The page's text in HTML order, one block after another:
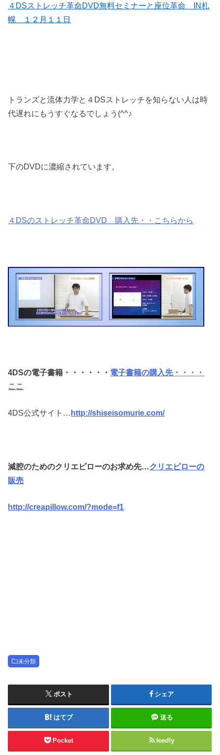
４DSストレッチ革命DVD無料セミナーと座位革命 IN札
幌 １２月１１日
トランズと流体力学と４DSストレッチを知らない人は時
代遅れにもうすぐなるでしょう(^^♪
下のDVDに濃縮されています。
４DSのストレッチ革命DVD 購入先・・こちらから
4DSの電子書籍・・・・・・ 電子書籍の購入先・・・・
ここ
4DS公式サイト…http://shiseisomurie.com/
減腔のためのクリエピローのお求め先…クリエピローの
販売
http://creapillow.com/?mode=f1
未分類
ポスト シェア
はてブ 送る
Pocket feedly